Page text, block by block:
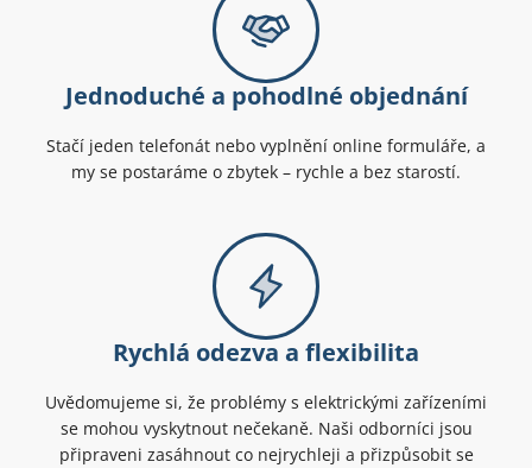
Jednoduché a pohodlné objednání
Stačí jeden telefonát nebo vyplnění online formuláře, a
my se postaráme o zbytek – rychle a bez starostí.
Rychlá odezva a flexibilita
Uvědomujeme si, že problémy s elektrickými zařízeními
se mohou vyskytnout nečekaně. Naši odborníci jsou
připraveni zasáhnout co nejrychleji a přizpůsobit se